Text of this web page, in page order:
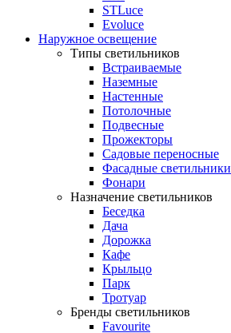
STLuce
Evoluce
Наружное освещение
Типы светильников
Встраиваемые
Наземные
Настенные
Потолочные
Подвесные
Прожекторы
Садовые переносные
Фасадные светильники
Фонари
Назначение светильников
Беседка
Дача
Дорожка
Кафе
Крыльцо
Парк
Тротуар
Бренды светильников
Favourite